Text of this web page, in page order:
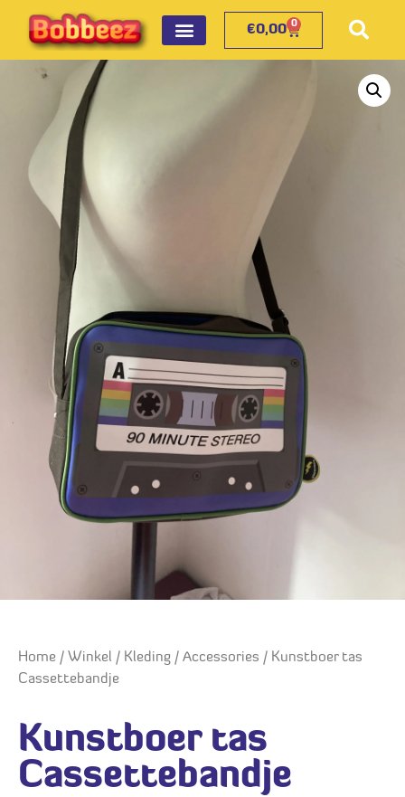
€0,00 0
Home / Winkel / Kleding / Accessories / Kunstboer tas
Cassettebandje
Kunstboer tas
Cassettebandje